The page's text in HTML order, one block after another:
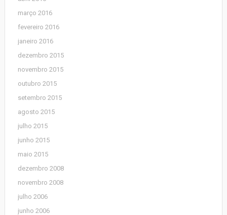
março 2016
fevereiro 2016
janeiro 2016
dezembro 2015
novembro 2015
outubro 2015
setembro 2015
agosto 2015
julho 2015
junho 2015
maio 2015
dezembro 2008
novembro 2008
julho 2006
junho 2006